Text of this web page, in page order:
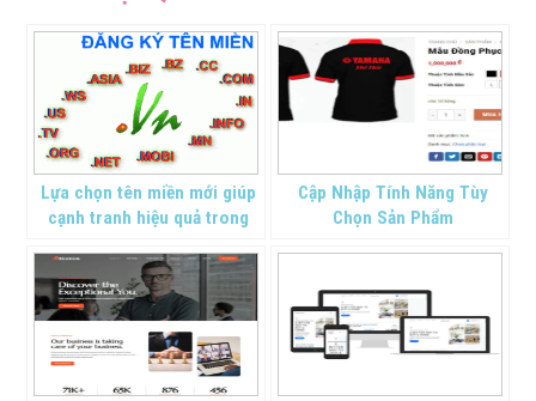
Lựa chọn tên miền mới giúp
cạnh tranh hiệu quả trong
Cập Nhập Tính Năng Tùy
Chọn Sản Phẩm